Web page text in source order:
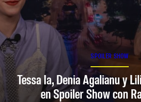
SPOILER SHOW
Tessa Ia, Denia Agalianu y
en Spoiler Show con